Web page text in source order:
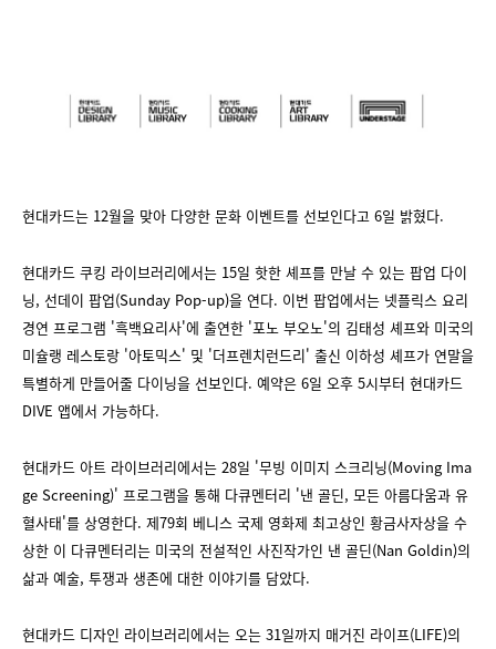
현대카드는 12월을 맞아 다양한 문화 이벤트를 선보인다고 6일 밝혔다.
현대카드 쿠킹 라이브러리에서는 15일 핫한 셰프를 만날 수 있는 팝업 다이
닝, 선데이 팝업(Sunday Pop-up)을 연다. 이번 팝업에서는 넷플릭스 요리
경연 프로그램 '흑백요리사'에 출연한 '포노 부오노'의 김태성 셰프와 미국의
미슐랭 레스토랑 '아토믹스' 및 '더프렌치런드리' 출신 이하성 셰프가 연말을
특별하게 만들어줄 다이닝을 선보인다. 예약은 6일 오후 5시부터 현대카드
DIVE 앱에서 가능하다.
현대카드 아트 라이브러리에서는 28일 '무빙 이미지 스크리닝(Moving Ima
ge Screening)' 프로그램을 통해 다큐멘터리 '낸 골딘, 모든 아름다움과 유
혈사태'를 상영한다. 제79회 베니스 국제 영화제 최고상인 황금사자상을 수
상한 이 다큐멘터리는 미국의 전설적인 사진작가인 낸 골딘(Nan Goldin)의
삶과 예술, 투쟁과 생존에 대한 이야기를 담았다.
현대카드 디자인 라이브러리에서는 오는 31일까지 매거진 라이프(LIFE)의